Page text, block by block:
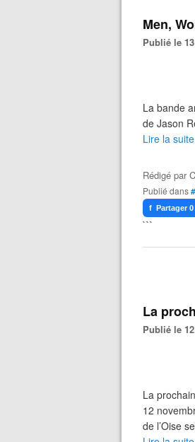
Men,
Publié le
La bande
de Jason
Lire la suite
Rédigé par
Publié dans
f Partager 0
```
La
Publié le
La
12
de l’Oise